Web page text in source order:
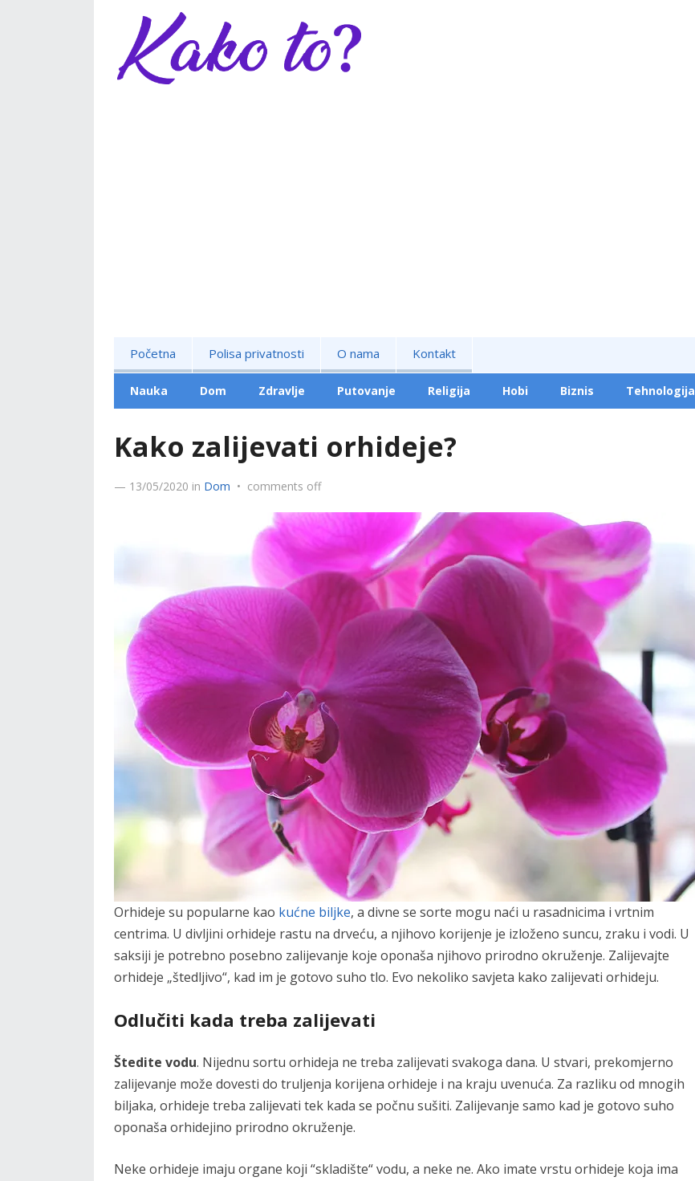
Početna Polisa privatnosti O nama Kontakt
Nauka Dom Zdravlje Putovanje Religija Hobi Biznis Tehnologija
Kako zalijevati orhideje?
— 13/05/2020 in Dom • comments off
Orhideje su popularne kao kućne biljke, a divne se sorte mogu naći u rasadnicima i vrtnim
centrima. U divljini orhideje rastu na drveću, a njihovo korijenje je izloženo suncu, zraku i vodi. U
saksiji je potrebno posebno zalijevanje koje oponaša njihovo prirodno okruženje. Zalijevajte
orhideje „štedljivo“, kad im je gotovo suho tlo. Evo nekoliko savjeta kako zalijevati orhideju.
Odlučiti kada treba zalijevati
Štedite vodu. Nijednu sortu orhideja ne treba zalijevati svakoga dana. U stvari, prekomjerno
zalijevanje može dovesti do truljenja korijena orhideje i na kraju uvenuća. Za razliku od mnogih
biljaka, orhideje treba zalijevati tek kada se počnu sušiti. Zalijevanje samo kad je gotovo suho
oponaša orhidejino prirodno okruženje.
Neke orhideje imaju organe koji “skladište“ vodu, a neke ne. Ako imate vrstu orhideje koja ima